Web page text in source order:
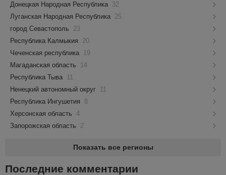
Донецкая Народная Республика 32
Луганская Народная Республика 25
город Севастополь
23
Республика Калмыкия
20
Чеченская республика 19
Магаданская область
14
Республика Тыва 11
Ненецкий автономный округ 11
Республика Ингушетия
8
Херсонская область 4
Запорожская область
2
Показать все регионы
Последние комментарии